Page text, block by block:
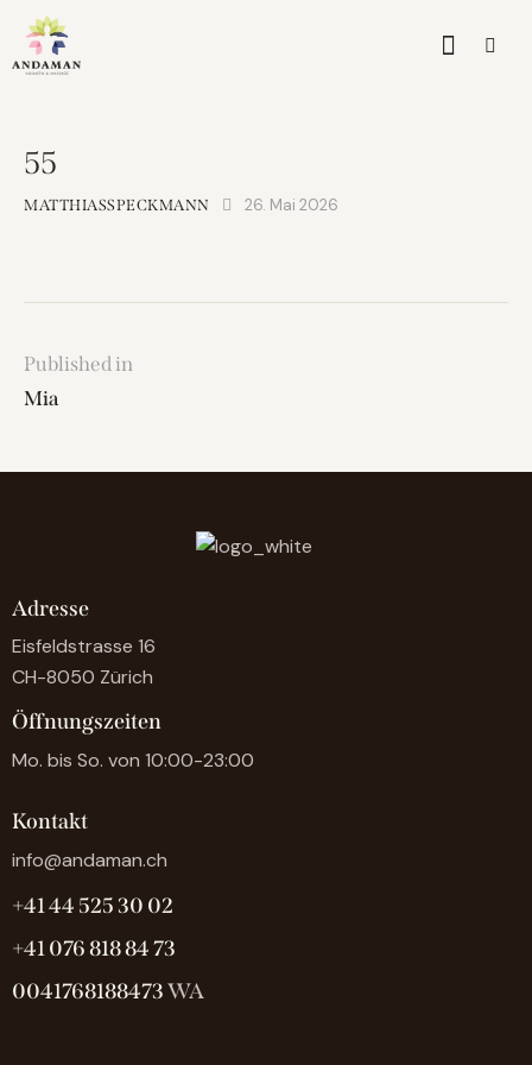
55
MATTHIASSPECKMANN 26. Mai 2026
Published in
Mia
Adresse
Eisfeldstrasse 16
CH-8050 Zürich
Öffnungszeiten
Mo. bis So. von 10:00-23:00
Kontakt
info@andaman.ch
+41 44 525 30 02
+41 076 818 84 73
0041768188473WA